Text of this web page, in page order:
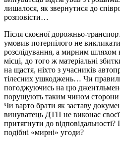
лишалося, як звернутися до
розповісти…
Після скоєної дорожньо-
умовив потерпілого не
розслідування, а мирним шляхом
місці, до того ж матеріальні
на щастя, ніхто з учасників
тілесних ушкоджень… Чи
погоджуючись на цю
порушують таким чином
Чи варто брати як заставу
винуватець ДТП не виконає
притягнути до
подібні «мирні» угоди?